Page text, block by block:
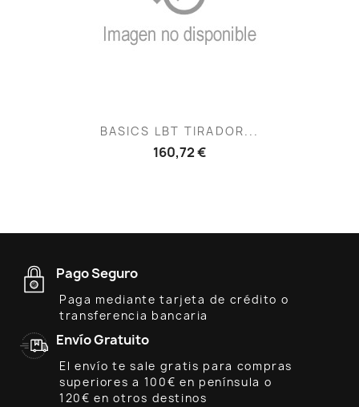
BASICS LBT TIRADOR...
160,72 €
Pago Seguro
Paga mediante tarjeta de crédito o
transferencia bancaria
Envío Gratuito
El envío te sale gratis para compras
superiores a 100€ en península o
120€ en otros destinos